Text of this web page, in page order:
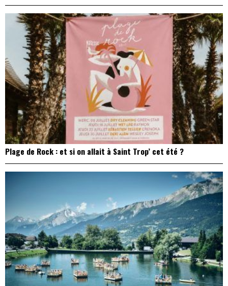
Plage de Rock : et si on allait à Saint Trop’ cet été ?